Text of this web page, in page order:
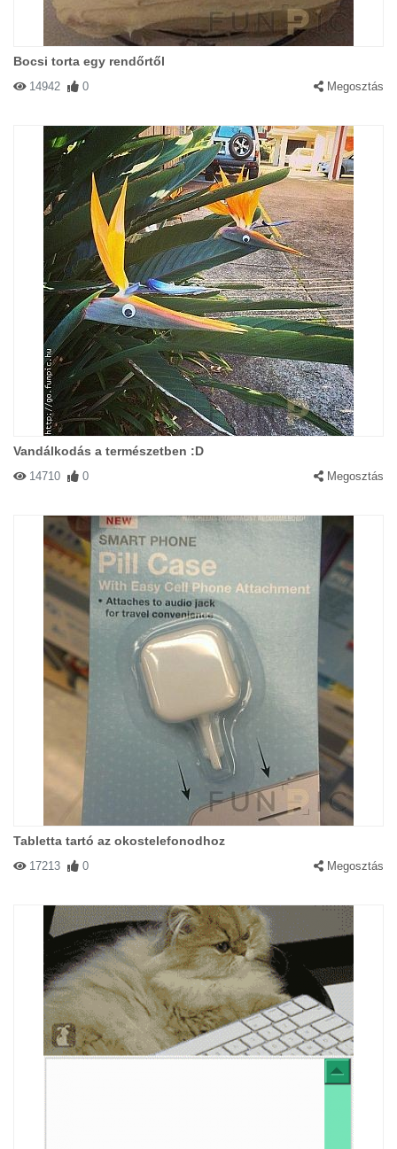
Bocsi torta egy rendőrtől
14942 0 Megosztás
Vandálkodás a természetben :D
14710 0 Megosztás
Tabletta tartó az okostelefonodhoz
17213 0 Megosztás